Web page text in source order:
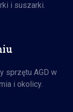
i suszarki.
sprzętu AGD w
i okolicy.